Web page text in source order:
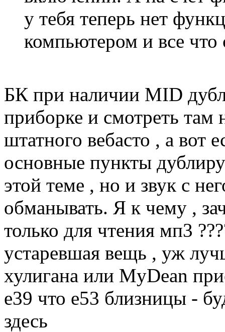
у тебя теперь нет
компьютером и все что
БК при наличии MID
приборке и смотреть там
штатного вебасто , а вот
основные пункты
этой теме , но и звук с
обманывать. Я к чему ,
только для чтения мп3
устаревшая вещь , уж
хулигана или MyDean
е39 что е53 близницы -
здесь